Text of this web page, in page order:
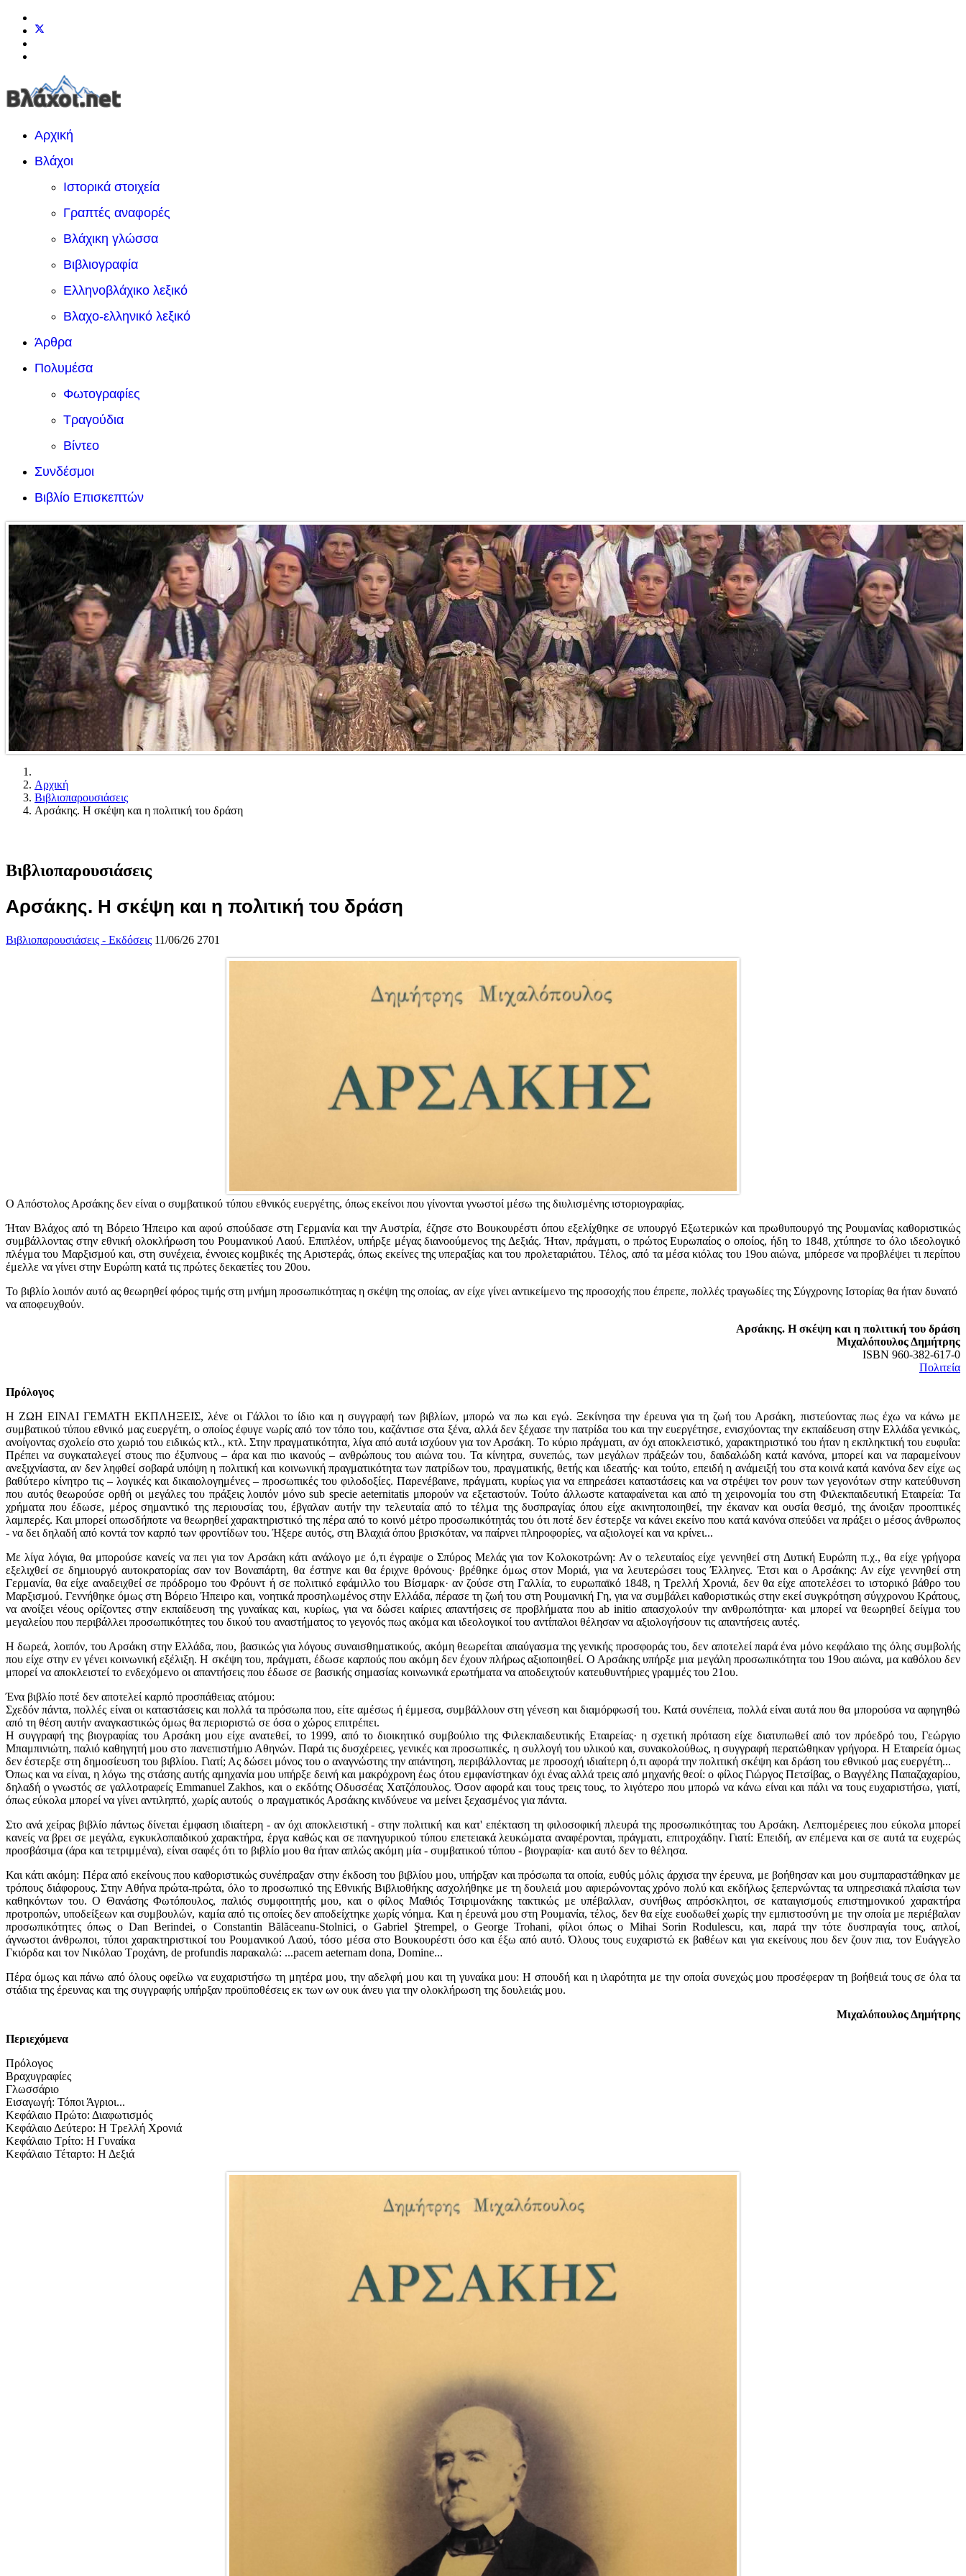
Αρχική
Βλάχοι
Ιστορικά στοιχεία
Γραπτές αναφορές
Βλάχικη γλώσσα
Βιβλιογραφία
Ελληνοβλάχικο λεξικό
Βλαχο-ελληνικό λεξικό
Άρθρα
Πολυμέσα
Φωτογραφίες
Τραγούδια
Βίντεο
Συνδέσμοι
Βιβλίο Επισκεπτών
Αρχική
Βιβλιοπαρουσιάσεις
Αρσάκης. Η σκέψη και η πολιτική του δράση
Βιβλιοπαρουσιάσεις
Αρσάκης. Η σκέψη και η πολιτική του δράση
Βιβλιοπαρουσιάσεις - Εκδόσεις 11/06/26 2701
Ο Απόστολος Αρσάκης δεν είναι ο συμβατικού τύπου εθνικός ευεργέτης, όπως εκείνοι που γίνονται γνωστοί μέσω της διυλισμένης ιστοριογραφίας.
Ήταν Βλάχος από τη Βόρειο Ήπειρο και αφού σπούδασε στη Γερμανία και την Αυστρία, έζησε στο Βουκουρέστι όπου εξελίχθηκε σε υπουργό Εξωτερικών και πρωθυπουργό της Ρουμανίας καθοριστικώς
συμβάλλοντας στην εθνική ολοκλήρωση του Ρουμανικού Λαού. Επιπλέον, υπήρξε μέγας διανοούμενος της Δεξιάς. Ήταν, πράγματι, ο πρώτος Ευρωπαίος ο οποίος, ήδη το 1848, χτύπησε το όλο ιδεολογικό
πλέγμα του Μαρξισμού και, στη συνέχεια, έννοιες κομβικές της Αριστεράς, όπως εκείνες της υπεραξίας και του προλεταριάτου. Τέλος, από τα μέσα κιόλας του 19ου αιώνα, μπόρεσε να προβλέψει τι περίπου
έμελλε να γίνει στην Ευρώπη κατά τις πρώτες δεκαετίες του 20ου.
Το βιβλίο λοιπόν αυτό ας θεωρηθεί φόρος τιμής στη μνήμη προσωπικότητας η σκέψη της οποίας, αν είχε γίνει αντικείμενο της προσοχής που έπρεπε, πολλές τραγωδίες της Σύγχρονης Ιστορίας θα ήταν δυνατό
να αποφευχθούν.
Αρσάκης. Η σκέψη και η πολιτική του δράση
Μιχαλόπουλος Δημήτρης
ISBN 960-382-617-0
Πολιτεία
Πρόλογος
H ΖΩΗ ΕΙΝΑΙ ΓΕΜΑΤΗ ΕΚΠΛΗΞΕΙΣ, λένε οι Γάλλοι το ίδιο και η συγγραφή των βιβλίων, μπορώ να πω και εγώ. Ξεκίνησα την έρευνα για τη ζωή του Αρσάκη, πιστεύοντας πως έχω να κάνω με
συμβατικού τύπου εθνικό μας ευεργέτη, ο οποίος έφυγε νωρίς από τον τόπο του, καζάντισε στα ξένα, αλλά δεν ξέχασε την πατρίδα του και την ευεργέτησε, ενισχύοντας την εκπαίδευση στην Ελλάδα γενικώς,
ανοίγοντας σχολείο στο χωριό του ειδικώς κτλ., κτλ. Στην πραγματικότητα, λίγα από αυτά ισχύουν για τον Αρσάκη. Το κύριο πράγματι, αν όχι αποκλειστικό, χαρακτηριστικό του ήταν η εκπληκτική του ευφυΐα:
Πρέπει να συγκαταλεγεί στους πιο έξυπνους – άρα και πιο ικανούς – ανθρώπους του αιώνα του. Τα κίνητρα, συνεπώς, των μεγάλων πράξεών του, δαιδαλώδη κατά κανόνα, μπορεί και να παραμείνουν
ανεξιχνίαστα, αν δεν ληφθεί σοβαρά υπόψη η πολιτική και κοινωνική πραγματικότητα των πατρίδων του, πραγματικής, θετής και ιδεατής· και τούτο, επειδή η ανάμειξή του στα κοινά κατά κανόνα δεν είχε ως
βαθύτερο κίνητρο τις – λογικές και δικαιολογημένες – προσωπικές του φιλοδοξίες. Παρενέβαινε, πράγματι, κυρίως για να επηρεάσει καταστάσεις και να στρέψει τον ρουν των γεγονότων στην κατεύθυνση
που αυτός θεωρούσε ορθή οι μεγάλες του πράξεις λοιπόν μόνο sub specie aeternitatis μπορούν να εξεταστούν. Τούτο άλλωστε καταφαίνεται και από τη χειρονομία του στη Φιλεκπαιδευτική Εταιρεία: Τα
χρήματα που έδωσε, μέρος σημαντικό της περιουσίας του, έβγαλαν αυτήν την τελευταία από το τέλμα της δυσπραγίας όπου είχε ακινητοποιηθεί, την έκαναν και ουσία θεσμό, της άνοιξαν προοπτικές
λαμπερές. Και μπορεί οπωσδήποτε να θεωρηθεί χαρακτηριστικό της πέρα από το κοινό μέτρο προσωπικότητάς του ότι ποτέ δεν έστερξε να κάνει εκείνο που κατά κανόνα σπεύδει να πράξει ο μέσος άνθρωπος
- να δει δηλαδή από κοντά τον καρπό των φροντίδων του. Ήξερε αυτός, στη Βλαχιά όπου βρισκόταν, να παίρνει πληροφορίες, να αξιολογεί και να κρίνει...
Με λίγα λόγια, θα μπορούσε κανείς να πει για τον Αρσάκη κάτι ανάλογο με ό,τι έγραψε ο Σπύρος Μελάς για τον Κολοκοτρώνη: Αν ο τελευταίος είχε γεννηθεί στη Δυτική Ευρώπη π.χ., θα είχε γρήγορα
εξελιχθεί σε δημιουργό αυτοκρατορίας σαν τον Βοναπάρτη, θα έστηνε και θα έριχνε θρόνους· βρέθηκε όμως στον Μοριά, για να λευτερώσει τους Έλληνες. Έτσι και ο Αρσάκης: Αν είχε γεννηθεί στη
Γερμανία, θα είχε αναδειχθεί σε πρόδρομο του Φρόυντ ή σε πολιτικό εφάμιλλο του Βίσμαρκ· αν ζούσε στη Γαλλία, το ευρωπαϊκό 1848, η Τρελλή Χρονιά, δεν θα είχε αποτελέσει το ιστορικό βάθρο του
Μαρξισμού. Γεννήθηκε όμως στη Βόρειο Ήπειρο και, νοητικά προσηλωμένος στην Ελλάδα, πέρασε τη ζωή του στη Ρουμανική Γη, για να συμβάλει καθοριστικώς στην εκεί συγκρότηση σύγχρονου Κράτους,
να ανοίξει νέους ορίζοντες στην εκπαίδευση της γυναίκας και, κυρίως, για να δώσει καίριες απαντήσεις σε προβλήματα που ab initio απασχολούν την ανθρωπότητα· και μπορεί να θεωρηθεί δείγμα του
μεγαλείου που περιβάλλει προσωπικότητες του δικού του αναστήματος το γεγονός πως ακόμα και ιδεολογικοί του αντίπαλοι θέλησαν να αξιολογήσουν τις απαντήσεις αυτές.
Η δωρεά, λοιπόν, του Αρσάκη στην Ελλάδα, που, βασικώς για λόγους συναισθηματικούς, ακόμη θεωρείται απαύγασμα της γενικής προσφοράς του, δεν αποτελεί παρά ένα μόνο κεφάλαιο της όλης συμβολής
που είχε στην εν γένει κοινωνική εξέλιξη. Η σκέψη του, πράγματι, έδωσε καρπούς που ακόμη δεν έχουν πλήρως αξιοποιηθεί. Ο Αρσάκης υπήρξε μια μεγάλη προσωπικότητα του 19ου αιώνα, μα καθόλου δεν
μπορεί να αποκλειστεί το ενδεχόμενο οι απαντήσεις που έδωσε σε βασικής σημασίας κοινωνικά ερωτήματα να αποδειχτούν κατευθυντήριες γραμμές του 21ου.
Ένα βιβλίο ποτέ δεν αποτελεί καρπό προσπάθειας ατόμου:
Σχεδόν πάντα, πολλές είναι οι καταστάσεις και πολλά τα πρόσωπα που, είτε αμέσως ή έμμεσα, συμβάλλουν στη γένεση και διαμόρφωσή του. Κατά συνέπεια, πολλά είναι αυτά που θα μπορούσα να αφηγηθώ
από τη θέση αυτήν αναγκαστικώς όμως θα περιοριστώ σε όσα ο χώρος επιτρέπει.
Η συγγραφή της βιογραφίας του Αρσάκη μου είχε ανατεθεί, το 1999, από το διοικητικό συμβούλιο της Φιλεκπαιδευτικής Εταιρείας· η σχετική πρόταση είχε διατυπωθεί από τον πρόεδρό του, Γεώργιο
Μπαμπινιώτη, παλιό καθηγητή μου στο πανεπιστήμιο Αθηνών. Παρά τις δυσχέρειες, γενικές και προσωπικές, η συλλογή του υλικού και, συνακολούθως, η συγγραφή περατώθηκαν γρήγορα. Η Εταιρεία όμως
δεν έστερξε στη δημοσίευση του βιβλίου. Γιατί; Ας δώσει μόνος του ο αναγνώστης την απάντηση, περιβάλλοντας με προσοχή ιδιαίτερη ό,τι αφορά την πολιτική σκέψη και δράση του εθνικού μας ευεργέτη...
Όπως και να είναι, η λόγω της στάσης αυτής αμηχανία μου υπήρξε δεινή και μακρόχρονη έως ότου εμφανίστηκαν όχι ένας αλλά τρεις από μηχανής θεοί: ο φίλος Γιώργος Πετσίβας, ο Βαγγέλης Παπαζαχαρίου,
δηλαδή ο γνωστός σε γαλλοτραφείς Emmanuel Zakhos, και ο εκδότης Οδυσσέας Χατζόπουλος. Όσον αφορά και τους τρεις τους, το λιγότερο που μπορώ να κάνω είναι και πάλι να τους ευχαριστήσω, γιατί,
όπως εύκολα μπορεί να γίνει αντιληπτό, χωρίς αυτούς ο πραγματικός Αρσάκης κινδύνευε να μείνει ξεχασμένος για πάντα.
Στο ανά χείρας βιβλίο πάντως δίνεται έμφαση ιδιαίτερη - αν όχι αποκλειστική - στην πολιτική και κατ' επέκταση τη φιλοσοφική πλευρά της προσωπικότητας του Αρσάκη. Λεπτομέρειες που εύκολα μπορεί
κανείς να βρει σε μεγάλα, εγκυκλοπαιδικού χαρακτήρα, έργα καθώς και σε πανηγυρικού τύπου επετειακά λευκώματα αναφέρονται, πράγματι, επιτροχάδην. Γιατί: Επειδή, αν επέμενα και σε αυτά τα ευχερώς
προσβάσιμα (άρα και τετριμμένα), είναι σαφές ότι το βιβλίο μου θα ήταν απλώς ακόμη μία - συμβατικού τύπου - βιογραφία· και αυτό δεν το θέλησα.
Και κάτι ακόμη: Πέρα από εκείνους που καθοριστικώς συνέπραξαν στην έκδοση του βιβλίου μου, υπήρξαν και πρόσωπα τα οποία, ευθύς μόλις άρχισα την έρευνα, με βοήθησαν και μου συμπαραστάθηκαν με
τρόπους διάφορους. Στην Αθήνα πρώτα-πρώτα, όλο το προσωπικό της Εθνικής Βιβλιοθήκης ασχολήθηκε με τη δουλειά μου αφιερώνοντας χρόνο πολύ και εκδήλως ξεπερνώντας τα υπηρεσιακά πλαίσια των
καθηκόντων του. Ο Θανάσης Φωτόπουλος, παλιός συμφοιτητής μου, και ο φίλος Μαθιός Τσιριμονάκης τακτικώς με υπέβαλλαν, συνήθως απρόσκλητοι, σε καταιγισμούς επιστημονικού χαρακτήρα
προτροπών, υποδείξεων και συμβουλών, καμία από τις οποίες δεν αποδείχτηκε χωρίς νόημα. Και η έρευνά μου στη Ρουμανία, τέλος, δεν θα είχε ευοδωθεί χωρίς την εμπιστοσύνη με την οποία με περιέβαλαν
προσωπικότητες όπως ο Dan Berindei, o Constantin Bălăceanu-Stolnici, o Gabriel Ştrempel, o George Trohani, φίλοι όπως ο Mihai Sorin Rodulescu, και, παρά την τότε δυσπραγία τους, απλοί,
άγνωστοι άνθρωποι, τύποι χαρακτηριστικοί του Ρουμανικού Λαού, τόσο μέσα στο Βουκουρέστι όσο και έξω από αυτό. Όλους τους ευχαριστώ εκ βαθέων και για εκείνους που δεν ζουν πια, τον Ευάγγελο
Γκιόρδα και τον Νικόλαο Τροχάνη, de profundis παρακαλώ: ...pacem aeternam dona, Domine...
Πέρα όμως και πάνω από όλους οφείλω να ευχαριστήσω τη μητέρα μου, την αδελφή μου και τη γυναίκα μου: Η σπουδή και η ιλαρότητα με την οποία συνεχώς μου προσέφεραν τη βοήθειά τους σε όλα τα
στάδια της έρευνας και της συγγραφής υπήρξαν προϋποθέσεις εκ των ων ουκ άνευ για την ολοκλήρωση της δουλειάς μου.
Μιχαλόπουλος Δημήτρης
Περιεχόμενα
Πρόλογος
Βραχυγραφίες
Γλωσσάριο
Εισαγωγή: Τόποι Άγριοι...
Κεφάλαιο Πρώτο: Διαφωτισμός
Κεφάλαιο Δεύτερο: Η Τρελλή Χρονιά
Κεφάλαιο Τρίτο: Η Γυναίκα
Κεφάλαιο Τέταρτο: Η Δεξιά